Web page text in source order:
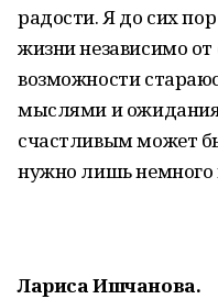
радости. Я до сих
жизни независимо от
возможности
мыслями и
счастливым может
нужно лишь немного
Лариса Ишчанова.